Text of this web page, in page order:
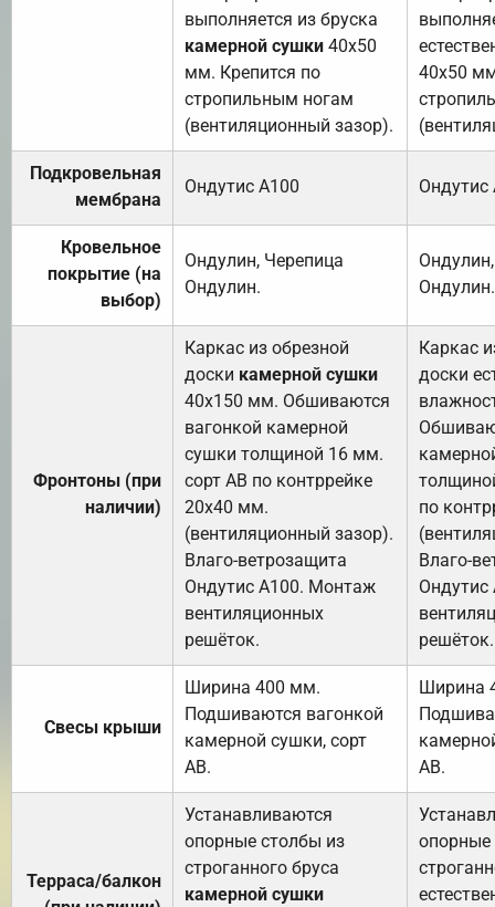
выполняется из бруска
камерной сушки 40х50
мм. Крепится по
стропильным ногам
(вентиляционный зазор).
40х50
Подкровельная
мембрана
Ондутис А100 Ондутис
Кровельное
покрытие (на
выбор)
Ондулин, Черепица
Ондулин.
Ондулин.
Фронтоны (при
наличии)
Каркас из обрезной
доски камерной сушки
40х150 мм. Обшиваются
вагонкой камерной
сушки толщиной 16 мм.
сорт АВ по контррейке
20х40 мм.
(вентиляционный зазор).
Влаго-ветрозащита
Ондутис А100. Монтаж
вентиляционных
решёток.
Каркас
доски
по
Влаго-
решёток.
Свесы крыши
Ширина 400 мм.
Подшиваются вагонкой
камерной сушки, сорт
АВ.
Ширина
АВ.
Терраса/балкон
Устанавливаются
опорные столбы из
строганного бруса
камерной сушки
опорные